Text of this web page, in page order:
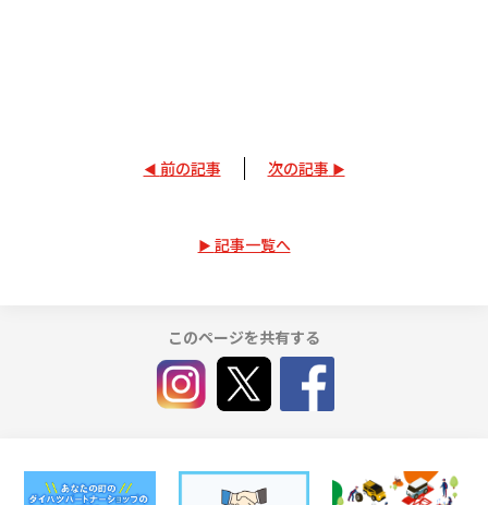
前の記事 次の記事
記事一覧へ
このページを共有する